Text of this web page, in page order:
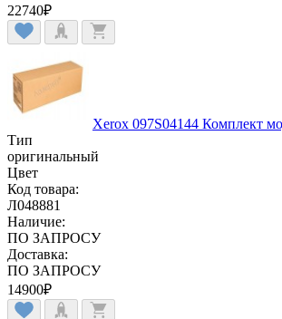
22740₽
Xerox 097S04144 Комплект
Тип
оригинальный
Цвет
Код товара:
Л048881
Наличие:
ПО ЗАПРОСУ
Доставка:
ПО ЗАПРОСУ
14900₽